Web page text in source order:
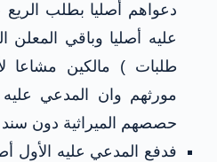
دعواهم أصليا بطلب
عليه أصليا وباقي المعلن
طلبات ) مالكين مشاعا
مورثهم وان المدعي
حصصهم الميراثية دون
فدفع المدعي عليه الأول